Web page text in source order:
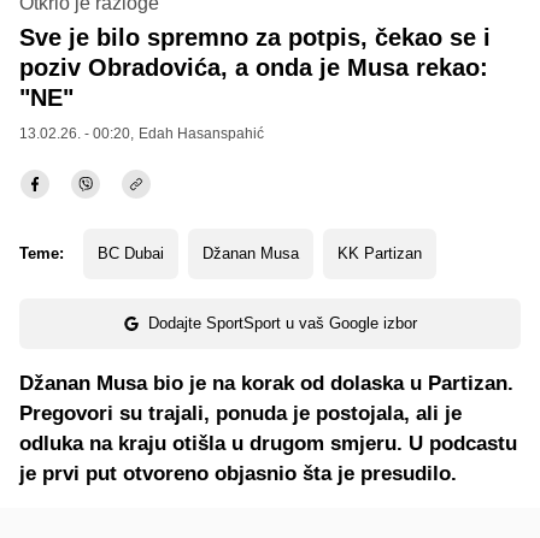
Sve je bilo spremno za potpis, čekao se i
poziv Obradovića, a onda je Musa rekao:
"NE"
13.02.26. - 00:20, Edah Hasanspahić
Teme: BC Dubai Džanan Musa KK Partizan
Dodajte SportSport u vaš Google izbor
Džanan Musa bio je na korak od dolaska u Partizan.
Pregovori su trajali, ponuda je postojala, ali je
odluka na kraju otišla u drugom smjeru. U podcastu
je prvi put otvoreno objasnio šta je presudilo.